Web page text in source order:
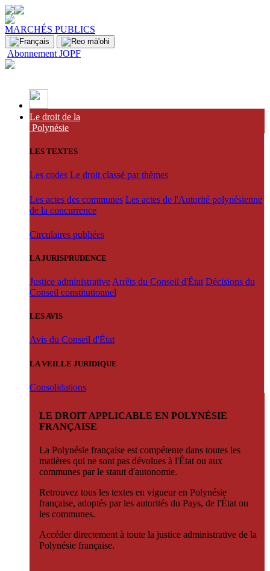
MARCHÉS PUBLICS
Abonnement JOPF
Le droit de la
Polynésie
LES TEXTES
Les codes Le droit classé par thèmes
Les actes des communes Les actes de l'Autorité polynésienne
de la concurrence
Circulaires publiées
LA JURISPRUDENCE
Justice administrative Arrêts du Conseil d'État Décisions du
Conseil constitutionnel
LES AVIS
Avis du Conseil d'État
LA VEILLE JURIDIQUE
Consolidations
LE DROIT APPLICABLE EN POLYNÉSIE
FRANÇAISE
La Polynésie française est compétente dans toutes les
matières qui ne sont pas dévolues à l'État ou aux
communes par le statut d'autonomie.
Retrouvez tous les textes en vigueur en Polynésie
française, adoptés par les autorités du Pays, de l'État ou
les communes.
Accéder directement à toute la justice administrative de la
Polynésie française.